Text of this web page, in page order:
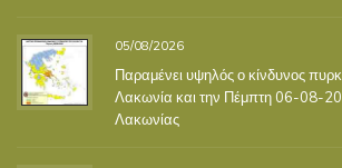
05/08/2026
Παραμένει υψηλός ο κίνδυνος
Λακωνία και την Πέμπτη 06-08-
Λακωνίας